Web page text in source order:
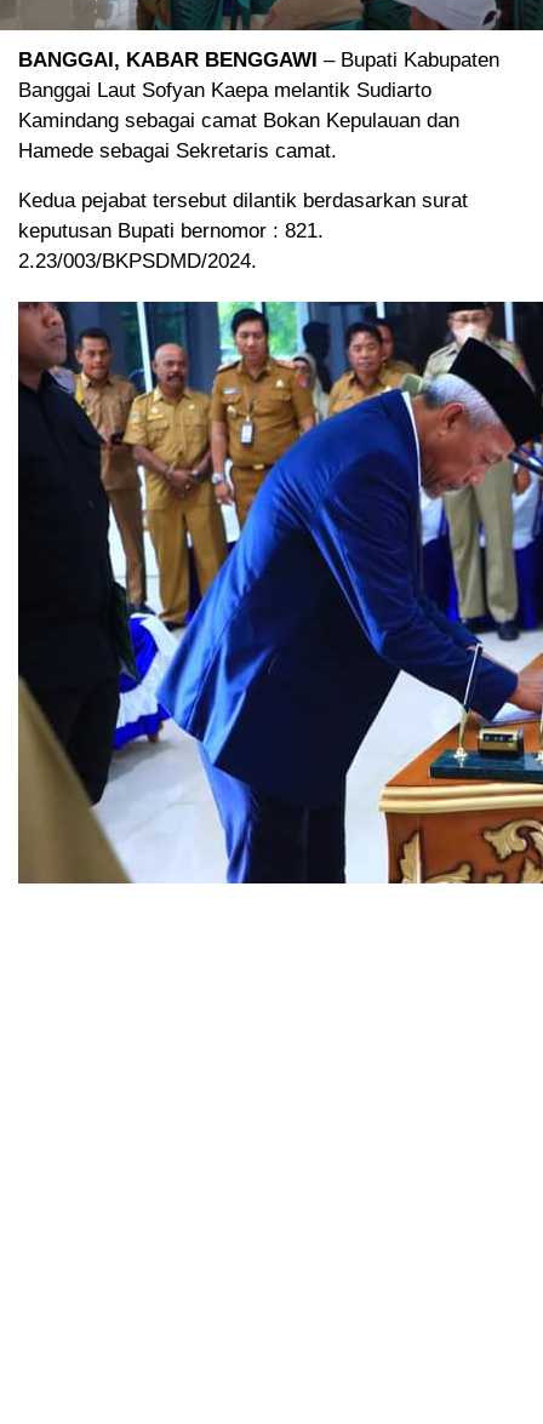
BANGGAI, KABAR BENGGAWI – Bupati Kabupaten
Banggai Laut Sofyan Kaepa melantik Sudiarto
Kamindang sebagai camat Bokan Kepulauan dan
Hamede sebagai Sekretaris camat.
Kedua pejabat tersebut dilantik berdasarkan surat
keputusan Bupati bernomor : 821.
2.23/003/BKPSDMD/2024.